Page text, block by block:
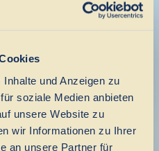
und Anzeigen zu
soziale Medien anbieten
unsere Website zu
wir Informationen zu Ihrer
an unsere Partner für